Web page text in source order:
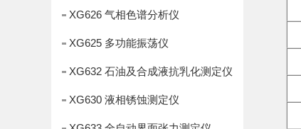
XG626 气相色谱分析仪
XG625 多功能振荡仪
XG632 石油及合成液抗乳化测定仪
XG630 液相锈蚀测定仪